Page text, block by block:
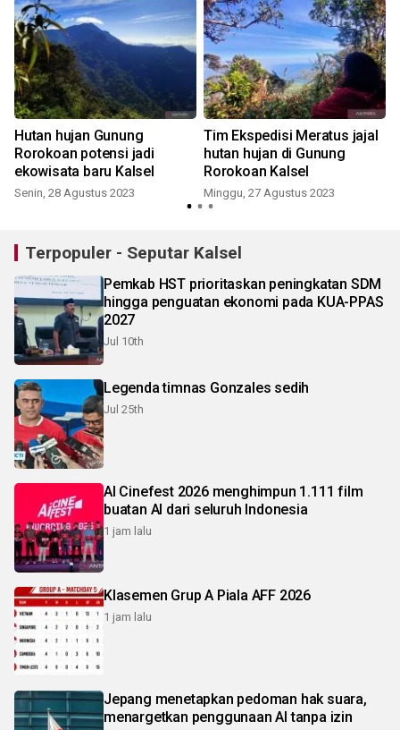
Hutan hujan Gunung
Rorokoan potensi jadi
ekowisata baru Kalsel
Senin, 28 Agustus 2023
Tim Ekspedisi Meratus jajal
hutan hujan di Gunung
Rorokoan Kalsel
Minggu, 27 Agustus 2023
Terpopuler - Seputar Kalsel
Pemkab HST prioritaskan peningkatan SDM
hingga penguatan ekonomi pada KUA-PPAS
2027
Jul 10th
Legenda timnas Gonzales sedih
Jul 25th
AI Cinefest 2026 menghimpun 1.111 film
buatan AI dari seluruh Indonesia
1 jam lalu
Klasemen Grup A Piala AFF 2026
1 jam lalu
Jepang menetapkan pedoman hak suara,
menargetkan penggunaan AI tanpa izin